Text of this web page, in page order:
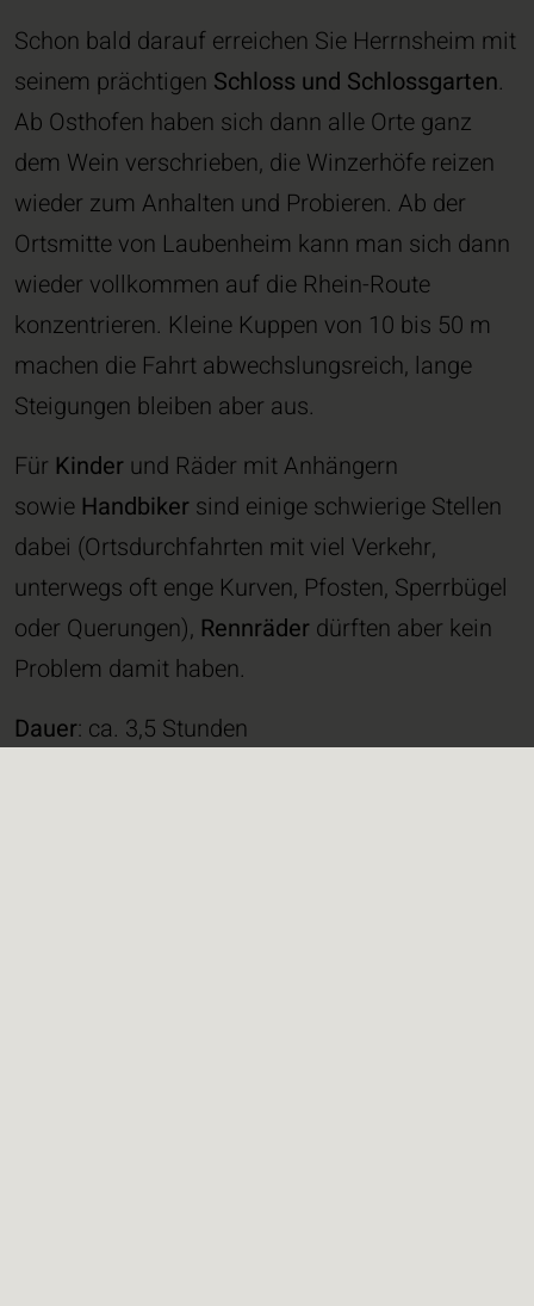
Schon bald darauf erreichen Sie Herrnsheim mit
seinem prächtigen Schloss und Schlossgarten.
Ab Osthofen haben sich dann alle Orte ganz
dem Wein verschrieben, die Winzerhöfe reizen
wieder zum Anhalten und Probieren. Ab der
Ortsmitte von Laubenheim kann man sich dann
wieder vollkommen auf die Rhein-Route
konzentrieren. Kleine Kuppen von 10 bis 50 m
machen die Fahrt abwechslungsreich, lange
Steigungen bleiben aber aus.
Für Kinder und Räder mit Anhängern
sowie Handbiker sind einige schwierige Stellen
dabei (Ortsdurchfahrten mit viel Verkehr,
unterwegs oft enge Kurven, Pfosten, Sperrbügel
oder Querungen), Rennräder dürften aber kein
Problem damit haben.
Dauer: ca. 3,5 Stunden